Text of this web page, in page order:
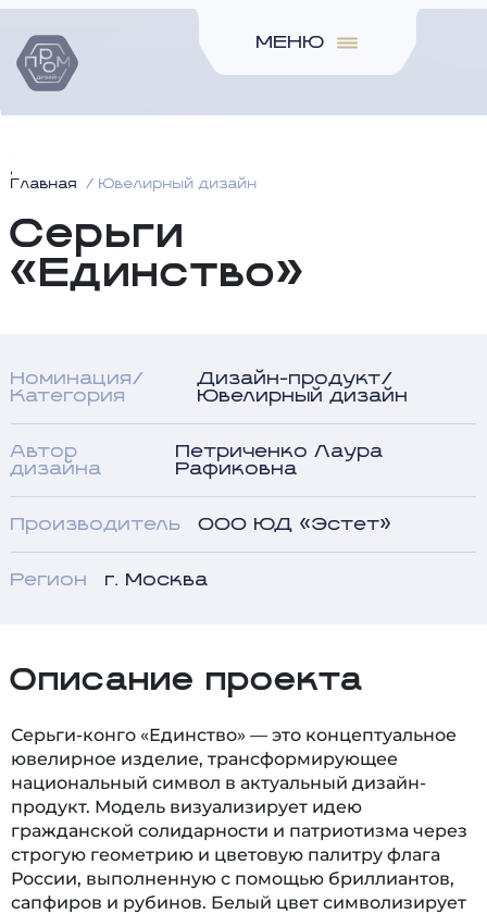
Главная Ювелирный дизайн
Серьги
«Единство»
Номинация/
Категория
Дизайн-продукт/
Ювелирный дизайн
Автор
дизайна
Петриченко Лаура
Рафиковна
Производитель ООО ЮД «Эстет»
Регион г. Москва
Описание проекта
Серьги-конго «Единство» — это концептуальное
ювелирное изделие, трансформирующее
национальный символ в актуальный дизайн-
продукт. Модель визуализирует идею
гражданской солидарности и патриотизма через
строгую геометрию и цветовую палитру флага
России, выполненную с помощью бриллиантов,
сапфиров и рубинов. Белый цвет символизирует